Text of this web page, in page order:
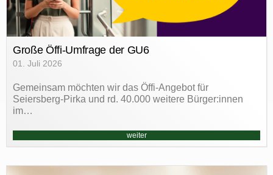
Große Öffi-Umfrage der GU6
01. Juli 2026
Gemeinsam möchten wir das Öffi-Angebot für
Seiersberg-Pirka und rd. 40.000 weitere Bürger:innen
im…
weiter